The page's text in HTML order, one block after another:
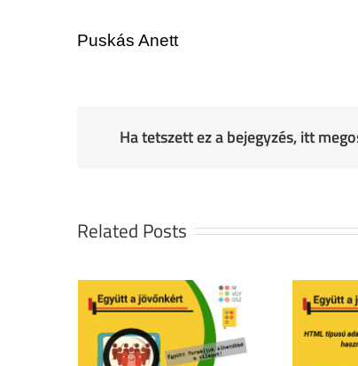
Puskás Anett
Ha tetszett ez a bejegyzés, itt
Related Posts